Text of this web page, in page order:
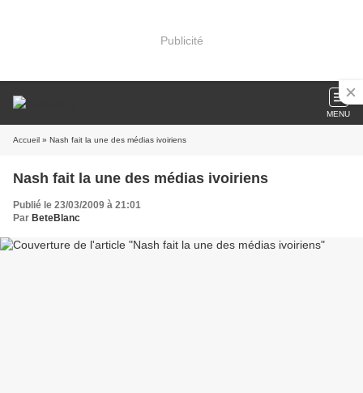
Publicité
MENU
Accueil » Nash fait la une des médias ivoiriens
Nash fait la une des médias ivoiriens
Publié le 23/03/2009 à 21:01
Par BeteBlanc